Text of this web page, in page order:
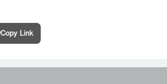
Copy Link